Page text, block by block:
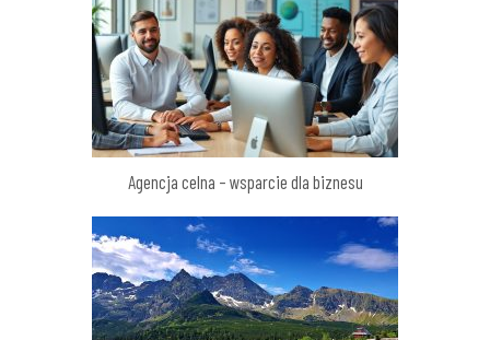
Agencja celna – wsparcie dla biznesu